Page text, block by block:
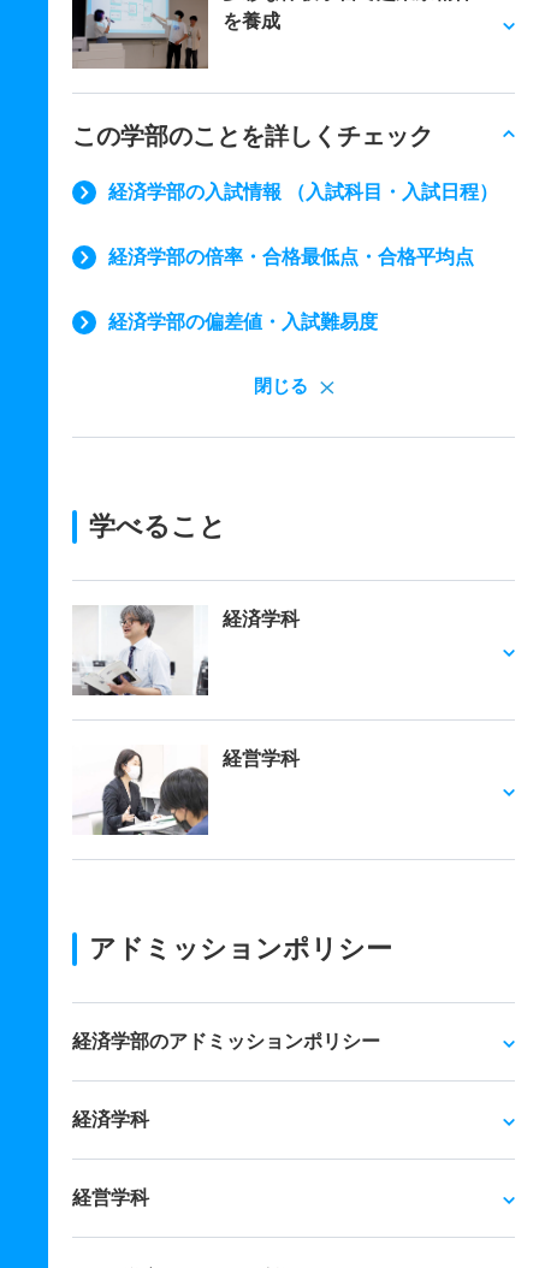
を養成
この学部のことを詳しくチェック
経済学部の入試情報 （入試科目・入試日程）
経済学部の倍率・合格最低点・合格平均点
経済学部の偏差値・入試難易度
閉じる
学べること
経済学科
経営学科
アドミッションポリシー
経済学部のアドミッションポリシー
経済学科
経営学科